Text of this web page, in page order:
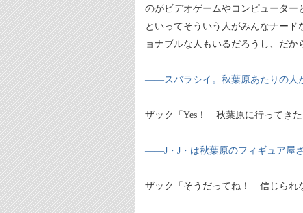
のがビデオゲームやコンピューター
といってそういう人がみんなナー
ョナブルな人もいるだろうし、だか
――スバラシイ。秋葉原あたりの人
ザック「Yes！ 秋葉原に行ってき
――J・J・は秋葉原のフィギュア屋
ザック「そうだってね！ 信じられ